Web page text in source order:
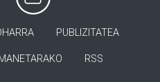
PUBLIZITATEA
RSS